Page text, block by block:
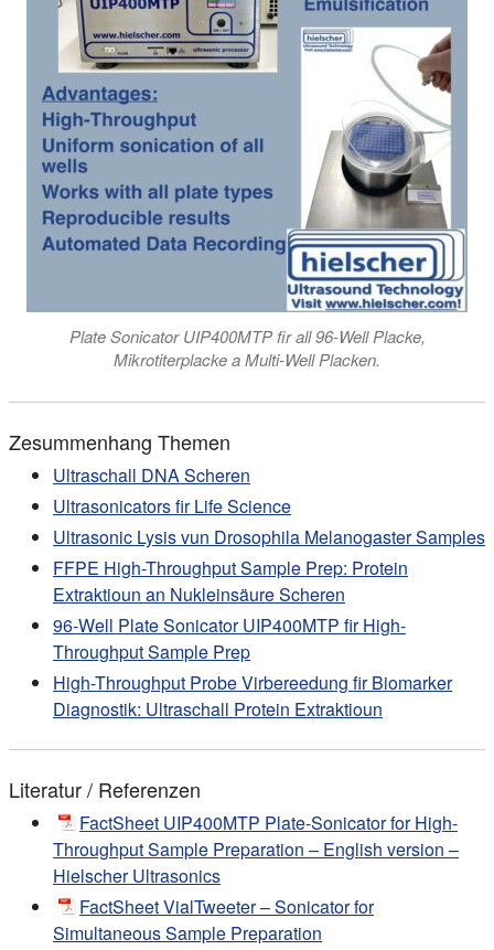
Plate Sonicator UIP400MTP fir all 96-Well Placke,
Mikrotiterplacke a Multi-Well Placken.
Zesummenhang Themen
Ultraschall DNA Scheren
Ultrasonicators fir Life Science
Ultrasonic Lysis vun Drosophila Melanogaster Samples
FFPE High-Throughput Sample Prep: Protein
Extraktioun an Nukleinsäure Scheren
96-Well Plate Sonicator UIP400MTP fir High-
Throughput Sample Prep
High-Throughput Probe Virbereedung fir Biomarker
Diagnostik: Ultraschall Protein Extraktioun
Literatur / Referenzen
FactSheet UIP400MTP Plate-Sonicator for High-
Throughput Sample Preparation – English version –
Hielscher Ultrasonics
FactSheet VialTweeter – Sonicator for
Simultaneous Sample Preparation